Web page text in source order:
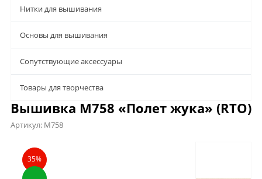
Нитки для вышивания
Основы для вышивания
Сопутствующие аксессуары
Товары для творчества
Вышивка M758 «Полет жука» (RTO)
Артикул: M758
Описание
35%